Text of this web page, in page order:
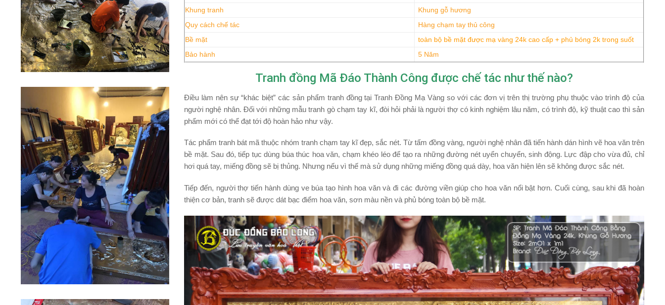
Khung tranh
Khung gỗ hương
Quy cách chế tác
Hàng chạm tay thủ công
Bề mặt
toàn bộ bề mặt được mạ vàng 24k cao cấp + phủ bóng 2k trong suốt
Bảo hành
5 Năm
Tranh đồng Mã Đáo Thành Công được chế tác như thế nào?
Điều làm nên sự “khác biệt” các sản phẩm tranh đồng tại Tranh Đồng Mạ Vàng so với các đơn vị trên thị trường phụ thuộc vào trình độ của
người nghệ nhân. Đối với những mẫu tranh gò chạm tay kĩ, đòi hỏi phải là người thợ có kinh nghiệm lâu năm, có trình độ, kỹ thuật cao thì sản
phẩm mới có thể đạt tới độ hoàn hảo như vậy.
Tác phẩm tranh bát mã thuộc nhóm tranh chạm tay kĩ đẹp, sắc nét. Từ tấm đồng vàng, người nghệ nhân đã tiến hành dán hình vẽ hoa văn trên
bề mặt. Sau đó, tiếp tục dùng búa thúc hoa văn, chạm khéo léo để tạo ra những đường nét uyển chuyển, sinh động. Lực đập cho vừa đủ, chỉ
hơi quá tay, miếng đồng sẽ bị thủng. Nhưng nếu vì thế mà sử dụng những miếng đồng quá dày, hoa văn hiện lên sẽ không được sắc nét.
Tiếp đến, người thợ tiến hành dùng ve búa tạo hình hoa văn và đi các đường viền giúp cho hoa văn nổi bật hơn. Cuối cùng, sau khi đã hoàn
thiện cơ bản, tranh sẽ được dát bạc điểm hoa văn, sơn màu nền và phủ bóng toàn bộ bề mặt.